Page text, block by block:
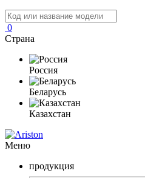
0
Страна
Россия
Беларусь
Казахстан
Меню
продукция